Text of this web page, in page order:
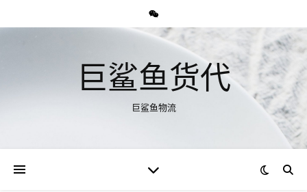
巨鲨鱼货代
巨鲨鱼物流